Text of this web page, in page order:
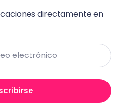
directamente en